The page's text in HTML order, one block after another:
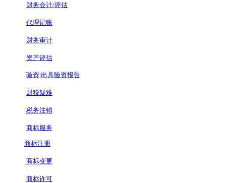
财务会计/评估
代理记账
财务审计
资产评估
验资|出具验资报告
财税疑难
税务注销
商标服务
商标注册
商标变更
商标许可